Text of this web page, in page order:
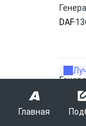
Главная
DAF